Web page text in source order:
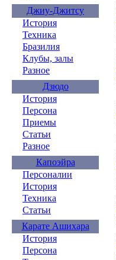
Джиу-Джитсу
История
Техника
Бразилия
Клубы, залы
Разное
Дзюдо
История
Персона
Приемы
Статьи
Разное
Капоэйра
Персоналии
История
Техника
Статьи
Карате Ашихара
История
Персона